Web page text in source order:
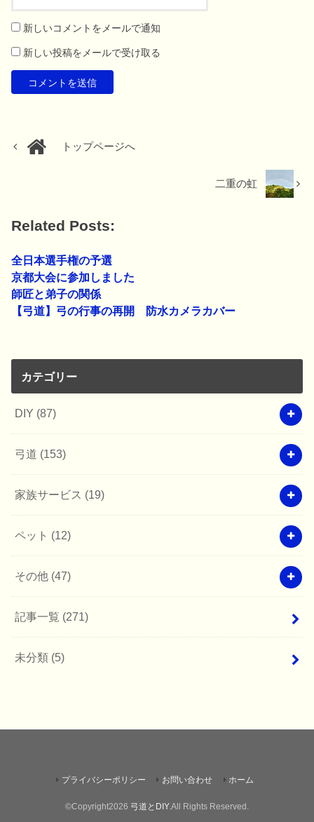
新しいコメントをメールで通知
新しい投稿をメールで受け取る
トップページへ
二重の虹
Related Posts:
全日本選手権の予選
京都大会に参加しました
師匠と弟子の関係
【弓道】弓の行事の再開 防水カメラカバー
カテゴリー
DIY (87)
弓道 (153)
家族サービス (19)
ペット (12)
その他 (47)
記事一覧 (271)
未分類 (5)
プライバシーポリシー お問い合わせ ホーム
©Copyright2026 弓道とDIY.All Rights Reserved.